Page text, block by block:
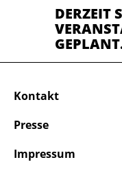
DERZEIT
Kontakt
Presse
Impressum